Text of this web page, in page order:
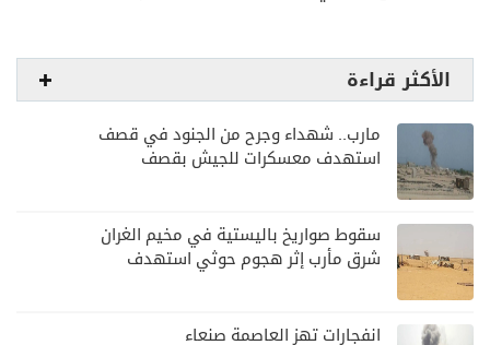
الأكثر قراءة
مارب.. شهداء وجرح من الجنود في قصف
استهدف معسكرات للجيش بقصف
سقوط صواريخ باليستية في مخيم الغران
شرق مأرب إثر هجوم حوثي استهدف
انفجارات تهز العاصمة صنعاء